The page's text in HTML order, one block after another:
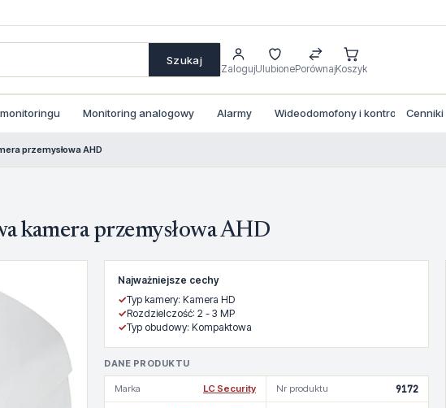
Szukaj
ZalogujUlubionePorównajKoszyk
Monitoring analogowy Alarmy Wideodomofony i kontrola dostepu
Cenniki
przemysłowa AHD
przemysłowa AHD
Najważniejsze cechy
✓Typ kamery: Kamera HD
✓Rozdzielczość: 2 - 3 MP
✓Typ obudowy: Kompaktowa
DANE PRODUKTU
Marka LC Security Nr produktu 9172